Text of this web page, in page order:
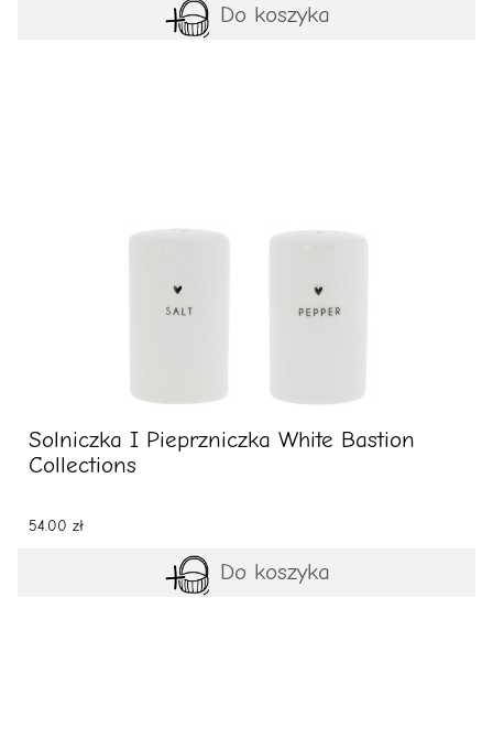
Do koszyka
Solniczka I Pieprzniczka White Bastion
Collections
54.00 zł
Do koszyka